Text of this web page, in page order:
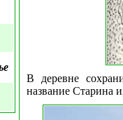
В деревне
название Старина